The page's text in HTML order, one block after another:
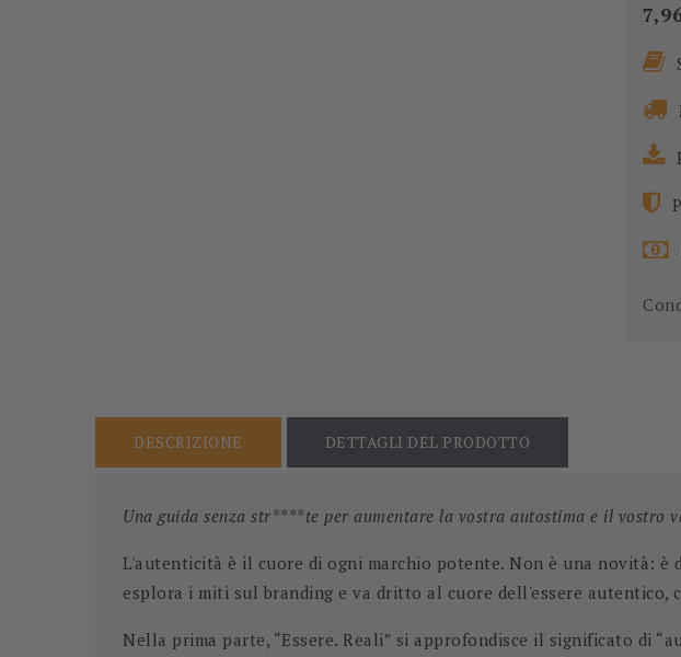
DESCRIZIONE DETTAGLI DEL PRODOTTO
Una guida senza str****te per aumentare la vostra autostima e il vostro
L'autenticità è il cuore di ogni marchio potente. Non è una novità:
esplora i miti sul branding e va dritto al cuore dell'essere autentico,
Nella prima parte, “Essere. Reali” si approfondisce il significato di